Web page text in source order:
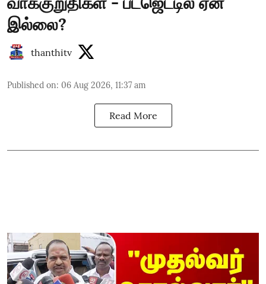
இல்லை?
thanthitv
Published on: 06 Aug 2026, 11:37 am
Read More